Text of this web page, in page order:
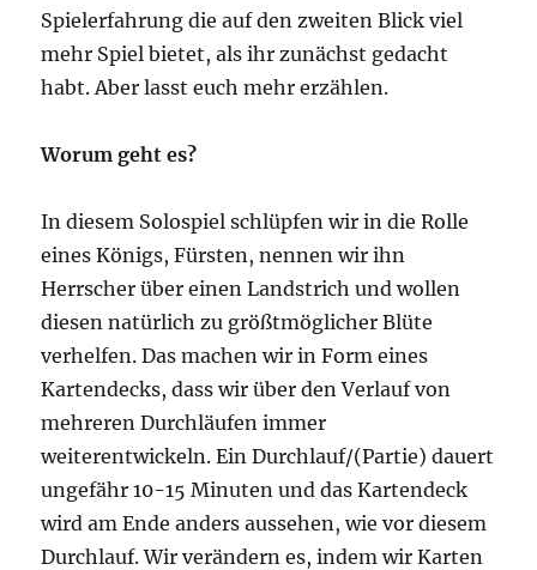
Spielerfahrung die auf den zweiten Blick viel
mehr Spiel bietet, als ihr zunächst gedacht
habt. Aber lasst euch mehr erzählen.
Worum geht es?
In diesem Solospiel schlüpfen wir in die Rolle
eines Königs, Fürsten, nennen wir ihn
Herrscher über einen Landstrich und wollen
diesen natürlich zu größtmöglicher Blüte
verhelfen. Das machen wir in Form eines
Kartendecks, dass wir über den Verlauf von
mehreren Durchläufen immer
weiterentwickeln. Ein Durchlauf/(Partie) dauert
ungefähr 10-15 Minuten und das Kartendeck
wird am Ende anders aussehen, wie vor diesem
Durchlauf. Wir verändern es, indem wir Karten